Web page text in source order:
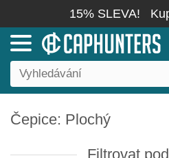
15% SLEVA!
Čepice: Plochý
Filtrovat